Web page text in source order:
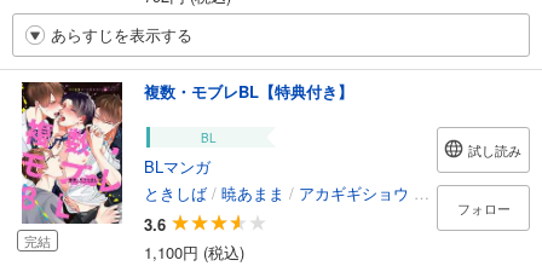
あらすじを表示する
完結
複数・モブレBL【特典付き】
BL
BLマンガ
ときしば / 暁あまま / アカギギショウ 松本ノダ/雨宮
3.6
1,100円 (税込)
試し読み
フォロー